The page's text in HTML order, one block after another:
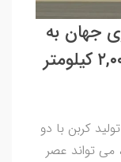
جهان به
نام «پسر کنکورد» با سرعت ۲,۰۰۰ کیلومتر
کربن با دو
می تواند عصر